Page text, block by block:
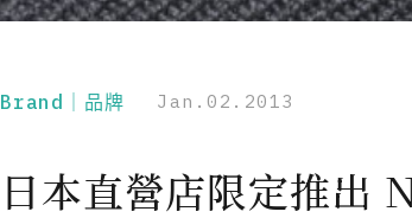
Brand｜品牌 Jan.02.2013
日本直營店限定推出